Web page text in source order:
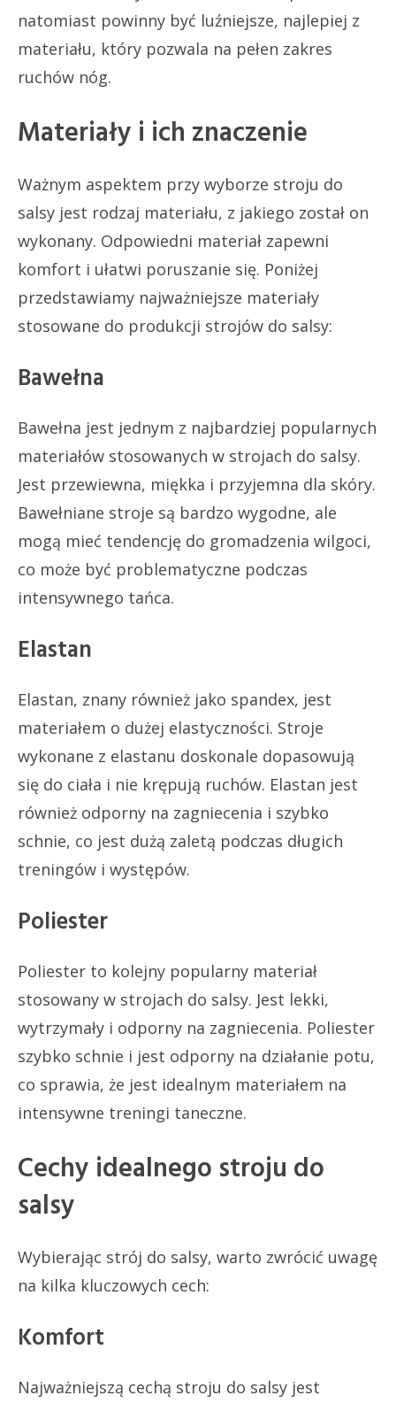
natomiast powinny być luźniejsze, najlepiej z
materiału, który pozwala na pełen zakres
ruchów nóg.
Materiały i ich znaczenie
Ważnym aspektem przy wyborze stroju do
salsy jest rodzaj materiału, z jakiego został on
wykonany. Odpowiedni materiał zapewni
komfort i ułatwi poruszanie się. Poniżej
przedstawiamy najważniejsze materiały
stosowane do produkcji strojów do salsy:
Bawełna
Bawełna jest jednym z najbardziej popularnych
materiałów stosowanych w strojach do salsy.
Jest przewiewna, miękka i przyjemna dla skóry.
Bawełniane stroje są bardzo wygodne, ale
mogą mieć tendencję do gromadzenia wilgoci,
co może być problematyczne podczas
intensywnego tańca.
Elastan
Elastan, znany również jako spandex, jest
materiałem o dużej elastyczności. Stroje
wykonane z elastanu doskonale dopasowują
się do ciała i nie krępują ruchów. Elastan jest
również odporny na zagniecenia i szybko
schnie, co jest dużą zaletą podczas długich
treningów i występów.
Poliester
Poliester to kolejny popularny materiał
stosowany w strojach do salsy. Jest lekki,
wytrzymały i odporny na zagniecenia. Poliester
szybko schnie i jest odporny na działanie potu,
co sprawia, że jest idealnym materiałem na
intensywne treningi taneczne.
Cechy idealnego stroju do
salsy
Wybierając strój do salsy, warto zwrócić uwagę
na kilka kluczowych cech:
Komfort
Najważniejszą cechą stroju do salsy jest